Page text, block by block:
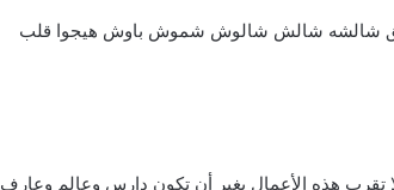
بحق شالشه شالش شالوش شموش باوش هيجوا قلب
تقرب هذه الأعمال بغير أن تكون دارس وعالم وعارف